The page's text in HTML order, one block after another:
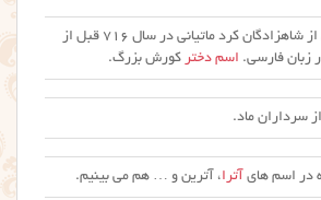
ئاتوسا یعنی: نام یکی از شاهزادگان کرد ماتیانی در سال ۷۱۶ قبل از
زبان فارسی. اسم دختر کورش بزرگ.
سرداران ماد.
در اسم های آترا، آترین و … هم می بینیم.